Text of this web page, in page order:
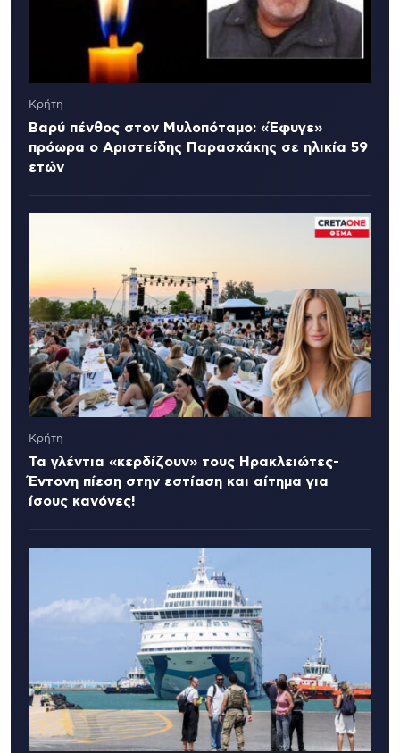
Κρήτη
Βαρύ πένθος στον Μυλοπόταμο: «Έφυγε»
πρόωρα ο Αριστείδης Παρασχάκης σε ηλικία 59
ετών
Κρήτη
Τα γλέντια «κερδίζουν» τους Ηρακλειώτες-
Έντονη πίεση στην εστίαση και αίτημα για
ίσους κανόνες!